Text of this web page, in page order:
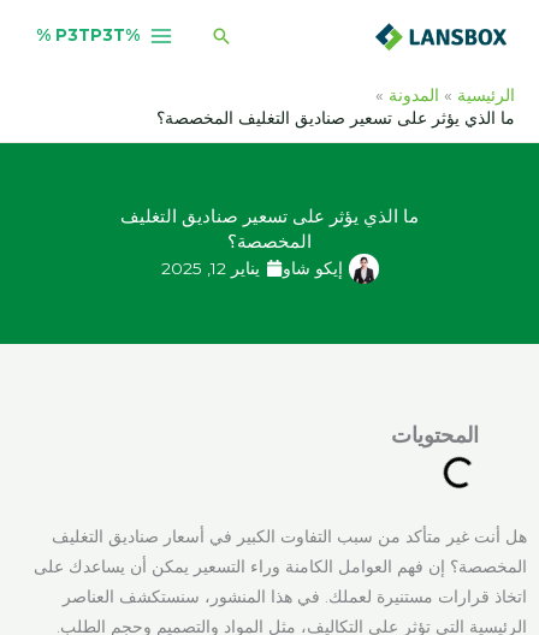
البحث %P3TP3T %
الرئيسية
المدونة
ما الذي يؤثر على تسعير صناديق التغليف المخصصة؟
ما الذي يؤثر على تسعير صناديق التغليف
المخصصة؟
إيكو شاو يناير 12, 2025
المحتويات
هل أنت غير متأكد من سبب التفاوت الكبير في أسعار صناديق التغليف
المخصصة؟ إن فهم العوامل الكامنة وراء التسعير يمكن أن يساعدك على
اتخاذ قرارات مستنيرة لعملك. في هذا المنشور، سنستكشف العناصر
الرئيسية التي تؤثر على التكاليف، مثل المواد والتصميم وحجم الطلب.